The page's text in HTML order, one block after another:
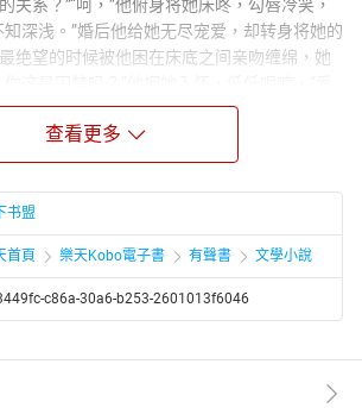
关系？”“呵，”他俯身将她床咚，勾唇冷笑，
深浅。”婚后他给她无尽宠爱，却转身将她的
绝望的时候被他困在床底之间亲吻缠绵，她
国的街头。小萌娃看着自己面前高大挺拔的
的衣服，小奶音嗡嗡的，“妈咪，他是谁？”郁
出一辙小男孩，薄唇紧抿，眼中的情绪尽是
转身就要走，却被男人轻轻扣住手腕。“明
查看更多
书盟
首頁 樂天Kobo電子書 有聲書 文學小說
c86a-30a6-b253-2601013f6046